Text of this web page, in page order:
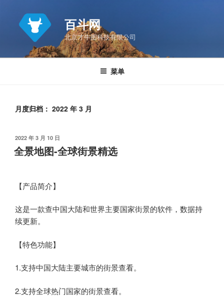
百斗网
北京才牛图科技有限公司
菜单
月度归档： 2022 年 3 月
发
布
于
2022 年 3 月 10 日
全景地图-全球街景精选
【产品简介】
这是一款查中国大陆和世界主要国家街景的软件，数据持
续更新。
【特色功能】
1.支持中国大陆主要城市的街景查看。
2.支持全球热门国家的街景查看。